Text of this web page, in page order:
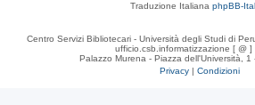
Traduzione Italiana phpBB-
Centro Servizi Bibliotecari - Università degli Studi di
ufficio.csb.informatizzazione [ @ ]
Palazzo Murena - Piazza dell'Università, 1
Privacy | Condizioni